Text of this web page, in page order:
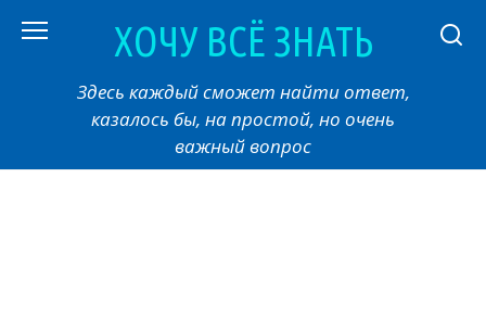
ХОЧУ ВСЁ ЗНАТЬ
Здесь каждый сможет найти ответ,
казалось бы, на простой, но очень
важный вопрос